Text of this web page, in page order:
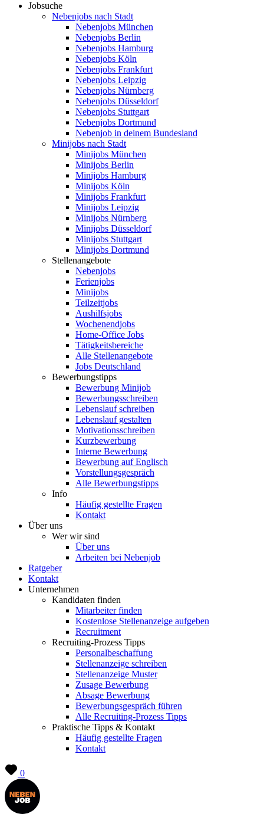
Jobsuche
Nebenjobs nach Stadt
Nebenjobs München
Nebenjobs Berlin
Nebenjobs Hamburg
Nebenjobs Köln
Nebenjobs Frankfurt
Nebenjobs Leipzig
Nebenjobs Nürnberg
Nebenjobs Düsseldorf
Nebenjobs Stuttgart
Nebenjobs Dortmund
Nebenjob in deinem Bundesland
Minijobs nach Stadt
Minijobs München
Minijobs Berlin
Minijobs Hamburg
Minijobs Köln
Minijobs Frankfurt
Minijobs Leipzig
Minijobs Nürnberg
Minijobs Düsseldorf
Minijobs Stuttgart
Minijobs Dortmund
Stellenangebote
Nebenjobs
Ferienjobs
Minijobs
Teilzeitjobs
Aushilfsjobs
Wochenendjobs
Home-Office Jobs
Tätigkeitsbereiche
Alle Stellenangebote
Jobs Deutschland
Bewerbungstipps
Bewerbung Minijob
Bewerbungsschreiben
Lebenslauf schreiben
Lebenslauf gestalten
Motivationsschreiben
Kurzbewerbung
Interne Bewerbung
Bewerbung auf Englisch
Vorstellungsgespräch
Alle Bewerbungstipps
Info
Häufig gestellte Fragen
Kontakt
Über uns
Wer wir sind
Über uns
Arbeiten bei Nebenjob
Ratgeber
Kontakt
Unternehmen
Kandidaten finden
Mitarbeiter finden
Kostenlose Stellenanzeige aufgeben
Recruitment
Recruiting-Prozess Tipps
Personalbeschaffung
Stellenanzeige schreiben
Stellenanzeige Muster
Zusage Bewerbung
Absage Bewerbung
Bewerbungsgespräch führen
Alle Recruiting-Prozess Tipps
Praktische Tipps & Kontakt
Häufig gestellte Fragen
Kontakt
0